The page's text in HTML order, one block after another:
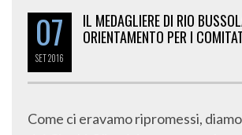
07
SET2016
IL MEDAGLIERE DI RIO
ORIENTAMENTO PER I
Come ci eravamo ripromessi,